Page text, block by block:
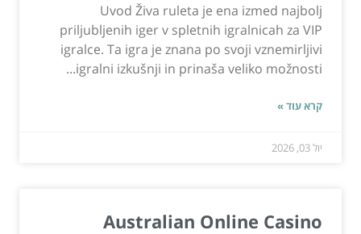
Uvod Živa ruleta je ena izmed najbolj
priljubljenih iger v spletnih igralnicah za VIP
igralce. Ta igra je znana po svoji vznemirljivi
igralni izkušnji in prinaša veliko možnosti...
קרא עוד »
יול 03, 2026
Australian Online Casino